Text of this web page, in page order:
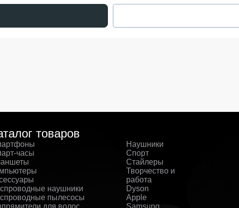
товаров
часы
наушники
пылесосы
для волос
Наушники
Спорт
Стайлеры
Творчество и
работа
Dyson
Apple
Samsung